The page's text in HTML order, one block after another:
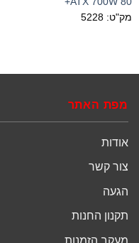
מק"ט: 5228
מפת האתר
אודות
צור קשר
הגעה
תקנון החנות
מעקב הזמנות